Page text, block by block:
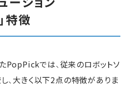
特徴
PopPickでは、従来のロボットソ
、大きく以下2点の特徴がありま